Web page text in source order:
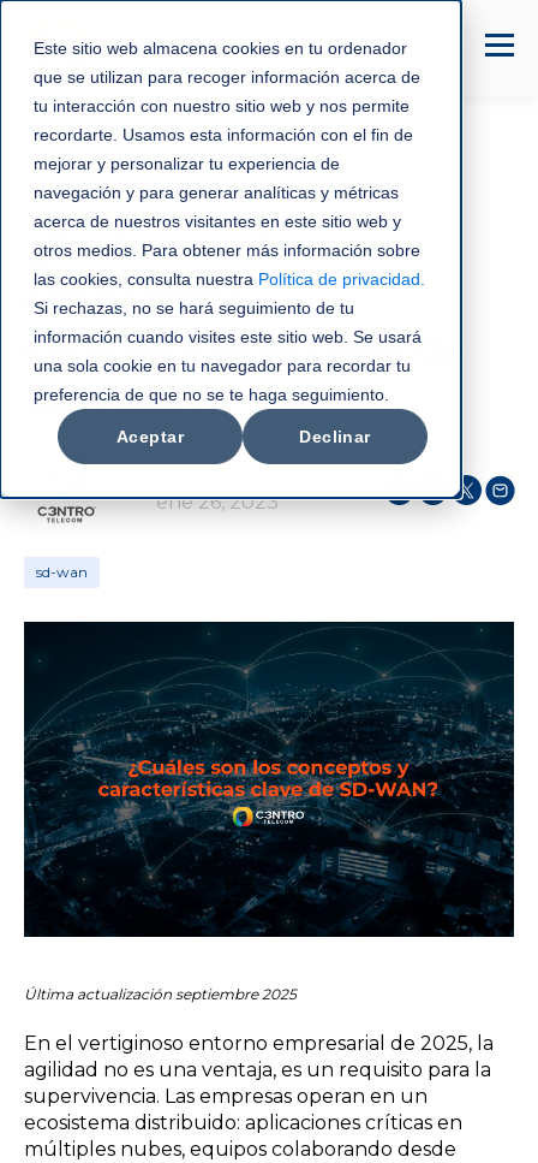
Este sitio web almacena cookies en tu ordenador
que se utilizan para recoger información acerca de
tu interacción con nuestro sitio web y nos permite
recordarte. Usamos esta información con el fin de
mejorar y personalizar tu experiencia de
navegación y para generar analíticas y métricas
acerca de nuestros visitantes en este sitio web y
otros medios. Para obtener más información sobre
las cookies, consulta nuestra Política de privacidad
Si rechazas, no se hará seguimiento de tu
información cuando visites este sitio web. Se usará
una sola cookie en tu navegador para recordar tu
preferencia de que no se te haga seguimiento.
Aceptar Declinar
sd-wan
¿Cuáles son los
conceptos y
características clave de
SD-WAN?
ene 26, 2023
sd-wan
Última actualización septiembre 2025
En el vertiginoso entorno empresarial de 2025, la
agilidad no es una ventaja, es un requisito para la
supervivencia. Las empresas operan en un
ecosistema distribuido: aplicaciones críticas en
múltiples nubes, equipos colaborando desde